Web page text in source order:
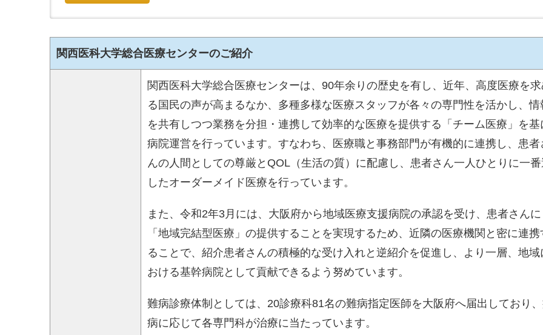
関西医科大学総合医療センターのご紹介
関西医科大学総合医療センターは、90年余りの歴史を有し、近年、高度医療を求
る国民の声が高まるなか、多種多様な医療スタッフが各々の専門性を活かし、情
を共有しつつ業務を分担・連携して効率的な医療を提供する「チーム医療」を基
病院運営を行っています。すなわち、医療職と事務部門が有機的に連携し、患者
んの人間としての尊厳とQOL（生活の質）に配慮し、患者さん一人ひとりに一番
したオーダーメイド医療を行っています。
また、令和2年3月には、大阪府から地域医療支援病院の承認を受け、患者さんに
「地域完結型医療」の提供することを実現するため、近隣の医療機関と密に連携
ることで、紹介患者さんの積極的な受け入れと逆紹介を促進し、より一層、地域
おける基幹病院として貢献できるよう努めています。
難病診療体制としては、20診療科81名の難病指定医師を大阪府へ届出しており
病に応じて各専門科が治療に当たっています。